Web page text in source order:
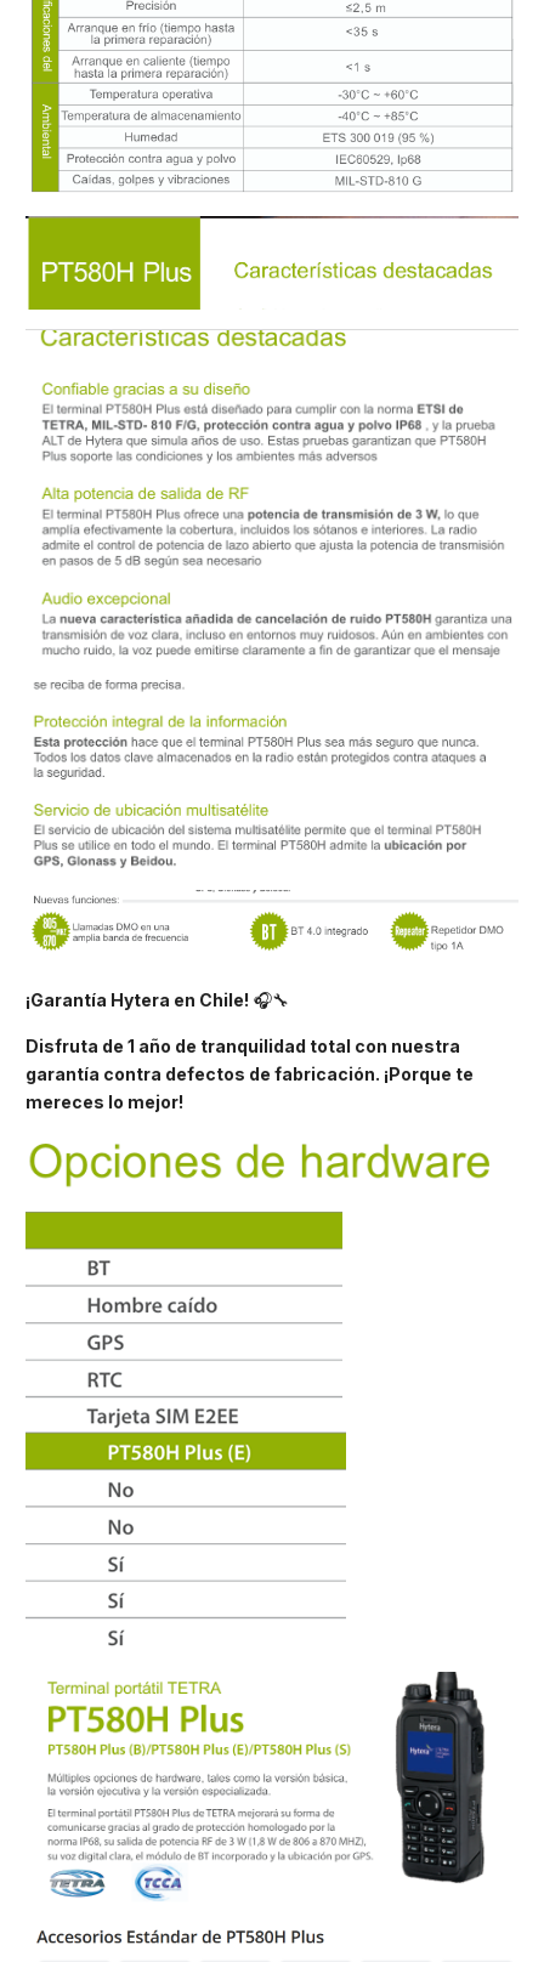
¡Garantía Hytera en Chile! 🎧🔧
Disfruta de 1 año de tranquilidad total con nuestra
garantía contra defectos de fabricación. ¡Porque te
mereces lo mejor!